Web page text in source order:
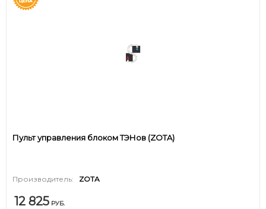
Пульт управления блоком ТЭНов (ZOTA)
Производитель: ZOTA
12 825 РУБ.